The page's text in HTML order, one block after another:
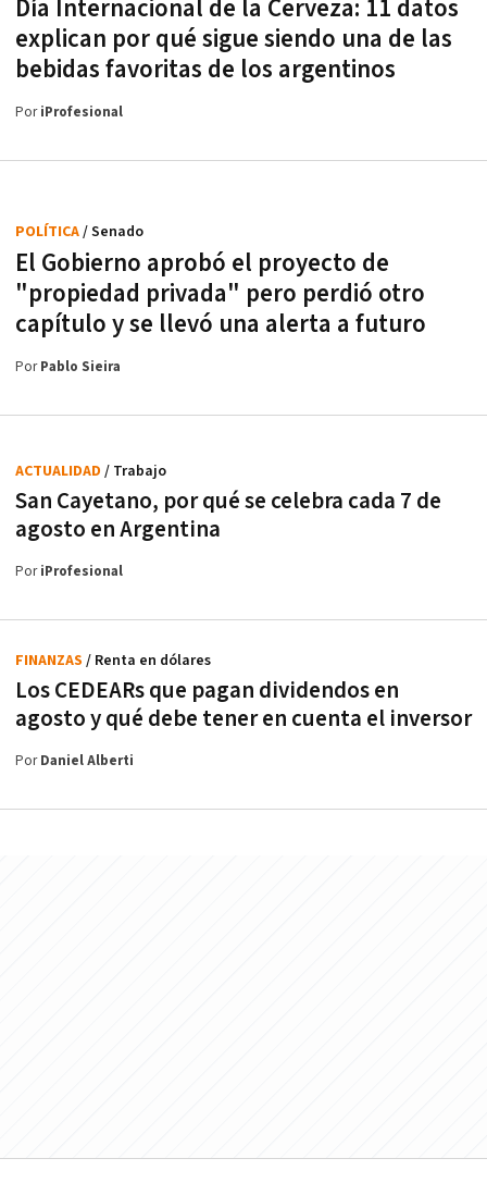
Día Internacional de la Cerveza: 11 datos
explican por qué sigue siendo una de las
bebidas favoritas de los argentinos
PoriProfesional
El Gobierno aprobó el proyecto de
"propiedad privada" pero perdió otro
capítulo y se llevó una alerta a futuro
POLÍTICA/ Senado
PorPablo Sieira
San Cayetano, por qué se celebra cada 7 de
agosto en Argentina
ACTUALIDAD / Trabajo
PoriProfesional
Los CEDEARs que pagan dividendos en
agosto y qué debe tener en cuenta el inversor
FINANZAS / Renta en dólares
PorDaniel Alberti